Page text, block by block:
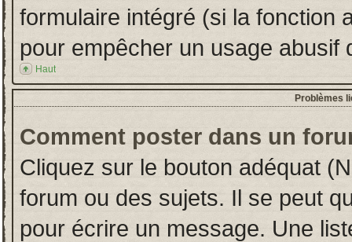
formulaire intégré (si la fonction
pour empêcher un usage abusif
Haut
Problèmes
Comment poster dans un
Cliquez sur le bouton adéquat
forum ou des sujets. Il se peut
pour écrire un message. Une